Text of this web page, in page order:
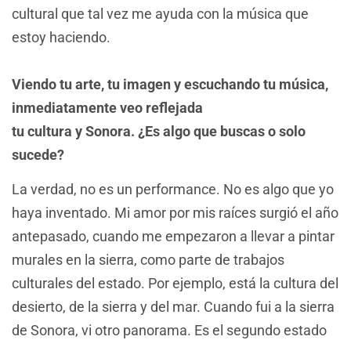
cultural que tal vez me ayuda con la música que
estoy haciendo.
Viendo tu arte, tu imagen y escuchando tu música,
inmediatamente veo reflejada
tu cultura y Sonora. ¿Es algo que buscas o solo
sucede?
La verdad, no es un performance. No es algo que yo
haya inventado. Mi amor por mis raíces surgió el año
antepasado, cuando me empezaron a llevar a pintar
murales en la sierra, como parte de trabajos
culturales del estado. Por ejemplo, está la cultura del
desierto, de la sierra y del mar. Cuando fui a la sierra
de Sonora, vi otro panorama. Es el segundo estado